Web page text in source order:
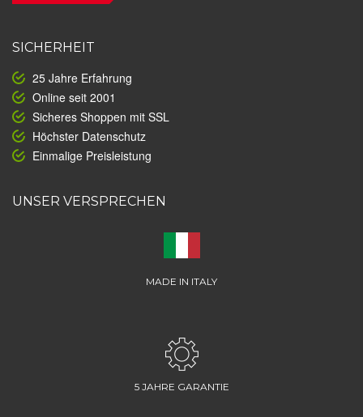
SICHERHEIT
25 Jahre Erfahrung
Online seit 2001
Sicheres Shoppen mit SSL
Höchster Datenschutz
Einmalige Preisleistung
UNSER VERSPRECHEN
MADE IN ITALY
5 JAHRE GARANTIE